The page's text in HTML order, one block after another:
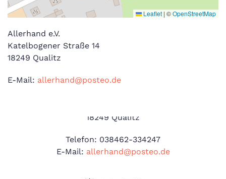
Leaflet | ©OpenStreetMap
​Allerhand e.V.
Katelbogener Straße 14
18249 Qualitz
E-Mail: allerhand@posteo.de
18249 Qualitz
Telefon: 038462-334247
E-Mail: allerhand@posteo.de